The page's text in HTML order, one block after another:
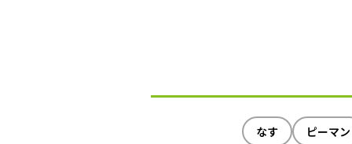
なす ピーマン